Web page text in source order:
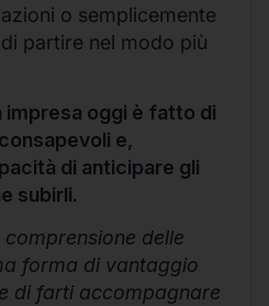
o semplicemente
partire nel modo più
oggi è fatto di
e,
di anticipare gli
subirli.
delle
forma di vantaggio
di farti accompagnare